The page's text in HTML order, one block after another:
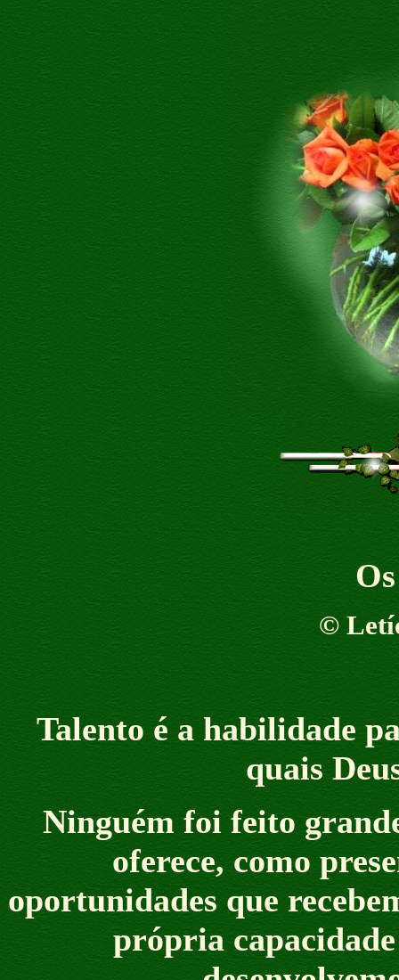
©
Talento é a habilidade
quais
Ninguém foi feito
oferece, como
oportunidades que
própria